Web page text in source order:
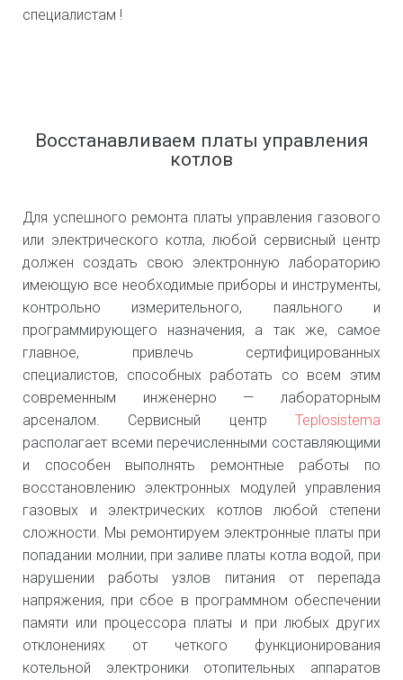
специалистам !
Восстанавливаем платы управления
котлов
Для успешного ремонта платы управления газового
или электрического котла, любой сервисный центр
должен создать свою электронную лабораторию
имеющую все необходимые приборы и инструменты,
контрольно измерительного, паяльного и
программирующего назначения, а так же, самое
главное, привлечь сертифицированных
специалистов, способных работать со всем этим
современным инженерно — лабораторным
арсеналом. Сервисный центр Teplosistema
располагает всеми перечисленными составляющими
и способен выполнять ремонтные работы по
восстановлению электронных модулей управления
газовых и электрических котлов любой степени
сложности. Мы ремонтируем электронные платы при
попадании молнии, при заливе платы котла водой, при
нарушении работы узлов питания от перепада
напряжения, при сбое в программном обеспечении
памяти или процессора платы и при любых других
отклонениях от четкого функционирования
котельной электроники отопительных аппаратов